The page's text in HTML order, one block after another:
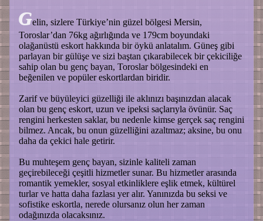
Gelin, sizlere Türkiye’nin güzel bölgesi Mersin,
Toroslar’dan 76kg ağırlığında ve 179cm boyundaki
olağanüstü eskort hakkında bir öykü anlatalım. Güneş gibi
parlayan bir gülüşe ve sizi baştan çıkarabilecek bir çekiciliğe
sahip olan bu genç bayan, Toroslar bölgesindeki en
beğenilen ve popüler eskortlardan biridir.
Zarif ve büyüleyici güzelliği ile aklınızı başınızdan alacak
olan bu genç eskort, uzun ve ipeksi saçlarıyla övünür. Saç
rengini herkesten saklar, bu nedenle kimse gerçek saç rengini
bilmez. Ancak, bu onun güzelliğini azaltmaz; aksine, bu onu
daha da çekici hale getirir.
Bu muhteşem genç bayan, sizinle kaliteli zaman
geçirebileceği çeşitli hizmetler sunar. Bu hizmetler arasında
romantik yemekler, sosyal etkinliklere eşlik etmek, kültürel
turlar ve hatta daha fazlası yer alır. Yanınızda bu seksi ve
sofistike eskortla, nerede olursanız olun her zaman
odağınızda olacaksınız.